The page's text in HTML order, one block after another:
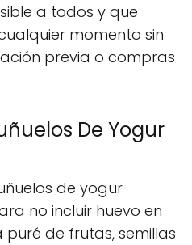
a todos y que
momento sin
previa o compras
De Yogur
de yogur
no incluir huevo en
puré de frutas, semillas